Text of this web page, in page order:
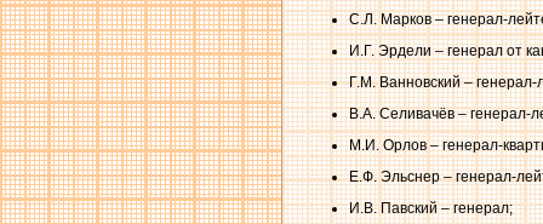
С.Л. Марков – генерал-
И.Г. Эрдели – генерал от
Г.М. Ванновский –
В.А. Селивачёв – генерал-
М.И. Орлов – генерал-
Е.Ф. Эльснер – генерал-
И.В. Павский – генерал;